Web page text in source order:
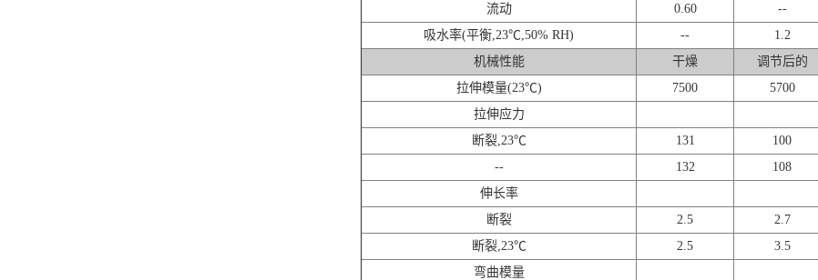
流动
0.60 --
吸水率(平衡,23℃,50% RH)
-- 1.2
机械性能
干燥 调节后的
拉伸模量(23℃)
7500 5700
拉伸应力
断裂,23℃
131 100
--
132 108
伸长率
断裂
2.5 2.7
断裂,23℃
2.5 3.5
弯曲模量